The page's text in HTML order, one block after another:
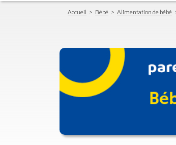
Fil
d'Ariane
Accueil Bébé Alimentation de bébé